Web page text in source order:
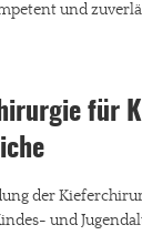
und
für
der
und